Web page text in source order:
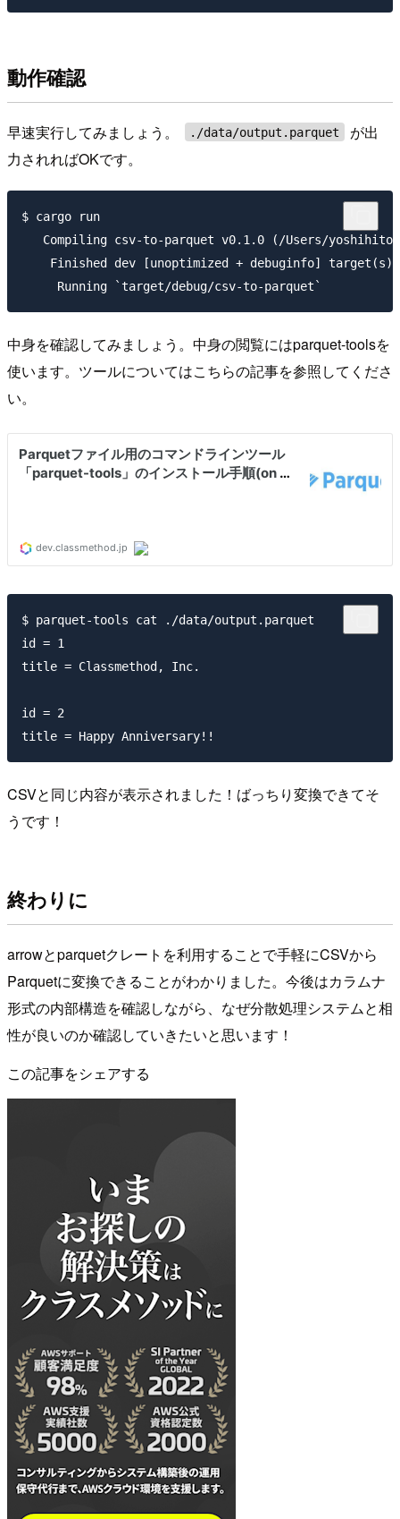
動作確認
早速実行してみましょう。 ./data/output.parquet
が出
力されればOKです。
$ cargo run
Compiling csv-to-parquet v0.1.0 (/Users/
Finished dev [unoptimized + debuginfo] target(s)
中身を確認してみましょう。中身の閲覧にはparquet-toolsを
使います。ツールについてはこちらの記事を参照してくださ
い。
$ parquet-tools cat ./data/output.parquet
id = 1
title = Classmethod, Inc.
id = 2
CSVと同じ内容が表示されました！ばっちり変換できてそ
うです！
終わりに
arrowとparquetクレートを利用することで手軽にCSVから
Parquetに変換できることがわかりました。今後はカラムナ
形式の内部構造を確認しながら、なぜ分散処理システムと相
性が良いのか確認していきたいと思います！
この記事をシェアする